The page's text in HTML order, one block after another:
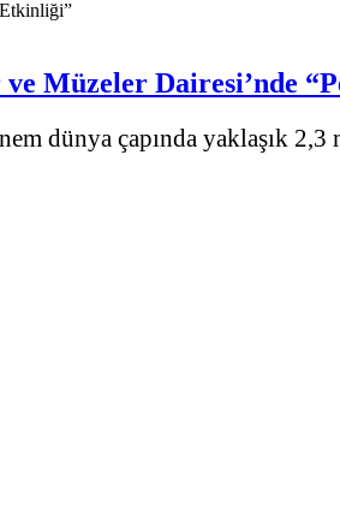
Müzeler Dairesi’nde
dünya çapında yaklaşık 2,3